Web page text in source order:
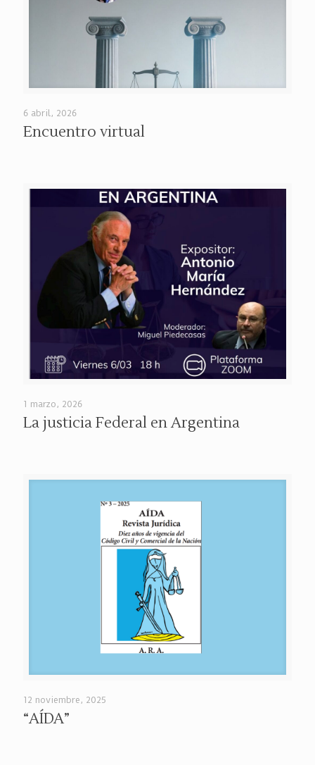
6 abril, 2026
Encuentro virtual
1 marzo, 2026
La justicia Federal en Argentina
12 noviembre, 2025
“AÍDA”